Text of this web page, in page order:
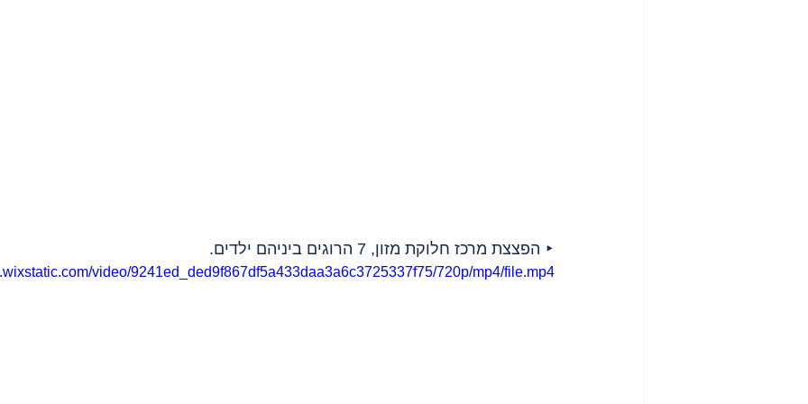
‣ הפצצת מרכז חלוקת מזון, 7 הרוגים ביניהם ילדים.
video/9241ed_ded9f867df5a433daa3a6c3725337f75/720p/mp4/file.mp4